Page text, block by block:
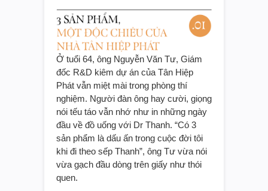
Ở tuổi 64, ông Nguyễn Văn Tư, Giám
đốc R&D kiêm dự án của Tân Hiệp
Phát vẫn miệt mài trong phòng thí
nghiệm. Người đàn ông hay cười, giọng
nói tếu táo vẫn nhớ như in những ngày
đầu về đồ uống với Dr Thanh. “Có 3
sản phẩm là dấu ấn trong cuộc đời tôi
khi đi theo sếp Thanh”, ông Tư vừa nói
vừa gạch đầu dòng trên giấy như thói
quen.